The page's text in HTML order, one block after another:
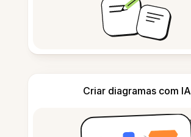
Criar diagramas com IA